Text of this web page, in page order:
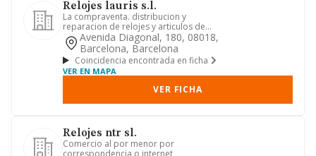
Relojes lauris s.l.
La compraventa. distribucion y
reparacion de relojes y articulos de
joyeria en general. compraventa...
Avenida Diagonal, 180, 08018,
Barcelona, Barcelona
Coincidencia encontrada en ficha
VER EN MAPA
VER FICHA
Relojes ntr sl.
Comercio al por menor por
correspondencia o internet